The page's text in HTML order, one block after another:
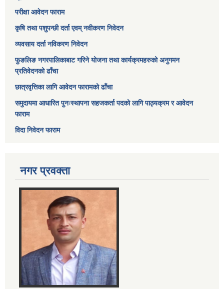
परीक्षा आवेदन फाराम
कृषि तथा पशुपन्छी दर्ता एवम् नवीकरण निवेदन
व्यवसाय दर्ता नविकरण निवेदन
फुङलिङ नगरपालिकाबाट गरिने योजना तथा कार्यक्रमहरुको अनुगमन
प्रतिवेदनको ढाँचा
छात्रवृत्तिका लागि आवेदन फारामको ढाँचा
समुदायमा आधारित पुनःस्थापना सहजकर्ता पदको लागि पाठ्यक्रम र आवेदन
फाराम
विदा निवेदन फाराम
नगर प्रवक्ता